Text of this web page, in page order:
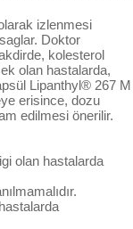
izlenmesi
Doktor
kolesterol
olan hastalarda,
Lipanthyl® 267 M
erisince, dozu
edilmesi önerilir.
olan hastalarda